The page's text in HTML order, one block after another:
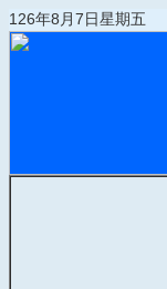
126年8月7日星期五